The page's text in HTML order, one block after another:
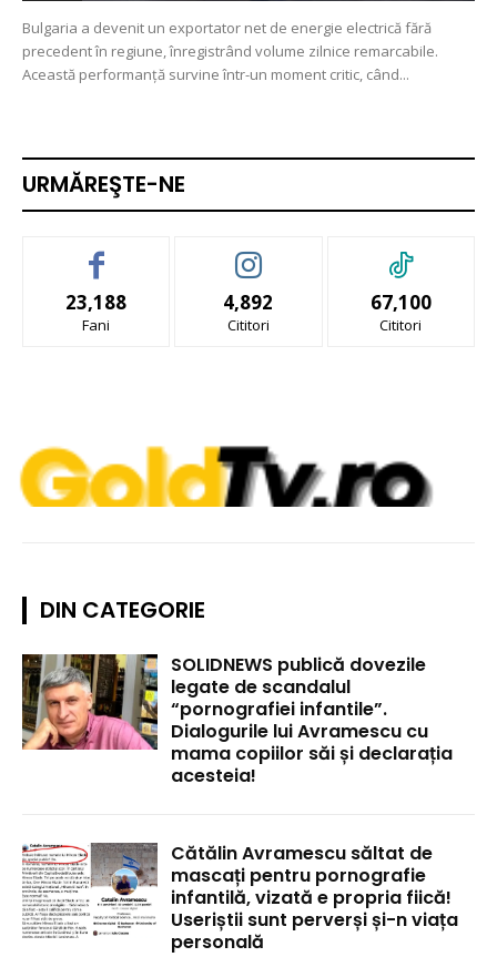
Bulgaria a devenit un exportator net de energie electrică fără
precedent în regiune, înregistrând volume zilnice remarcabile.
Această performanță survine într-un moment critic, când...
URMĂREŞTE-NE
23,188
Fani
4,892
Cititori
67,100
Cititori
DIN CATEGORIE
SOLIDNEWS publică dovezile
legate de scandalul
“pornografiei infantile”.
Dialogurile lui Avramescu cu
mama copiilor săi și declarația
acesteia!
Cătălin Avramescu săltat de
mascați pentru pornografie
infantilă, vizată e propria fiică!
Useriștii sunt perverși și-n viața
personală